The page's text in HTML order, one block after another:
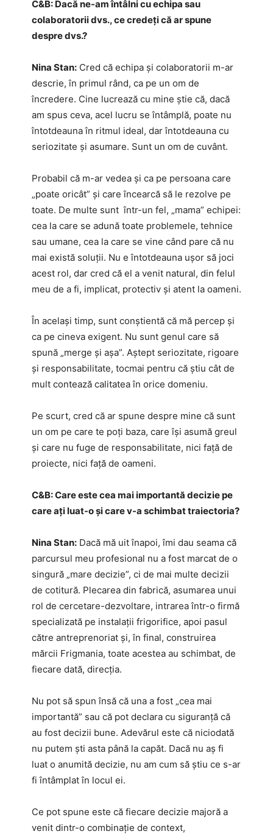
C&B: Dacă ne-am întâlni cu echipa sau
colaboratorii dvs., ce credeți că ar spune
despre dvs.?
Nina Stan: Cred că echipa și colaboratorii m-ar
descrie, în primul rând, ca pe un om de
încredere. Cine lucrează cu mine știe că, dacă
am spus ceva, acel lucru se întâmplă, poate nu
întotdeauna în ritmul ideal, dar întotdeauna cu
seriozitate și asumare. Sunt un om de cuvânt.
Probabil că m-ar vedea și ca pe persoana care
„poate oricât” și care încearcă să le rezolve pe
toate. De multe sunt într-un fel, „mama” echipei:
cea la care se adună toate problemele, tehnice
sau umane, cea la care se vine când pare că nu
mai există soluții. Nu e întotdeauna ușor să joci
acest rol, dar cred că el a venit natural, din felul
meu de a fi, implicat, protectiv și atent la oameni.
În același timp, sunt conștientă că mă percep și
ca pe cineva exigent. Nu sunt genul care să
spună „merge și așa”. Aștept seriozitate, rigoare
și responsabilitate, tocmai pentru că știu cât de
mult contează calitatea în orice domeniu.
Pe scurt, cred că ar spune despre mine că sunt
un om pe care te poți baza, care își asumă greul
și care nu fuge de responsabilitate, nici față de
proiecte, nici față de oameni.
C&B:Care este cea mai importantă decizie pe
care ați luat-o și care v-a schimbat traiectoria?
Nina Stan: Dacă mă uit înapoi, îmi dau seama că
parcursul meu profesional nu a fost marcat de o
singură „mare decizie”, ci de mai multe decizii
de cotitură. Plecarea din fabrică, asumarea unui
rol de cercetare-dezvoltare, intrarea într-o firmă
specializată pe instalații frigorifice, apoi pasul
către antreprenoriat și, în final, construirea
mărcii Frigmania, toate acestea au schimbat, de
fiecare dată, direcția.
Nu pot să spun însă că una a fost „cea mai
importantă” sau că pot declara cu siguranță că
au fost decizii bune. Adevărul este că niciodată
nu putem ști asta până la capăt. Dacă nu aș fi
luat o anumită decizie, nu am cum să știu ce s-ar
fi întâmplat în locul ei.
Ce pot spune este că fiecare decizie majoră a
venit dintr-o combinație de context,